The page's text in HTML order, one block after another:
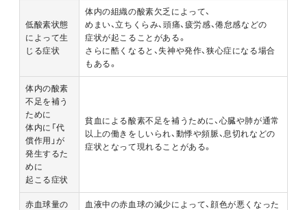
低酸素状態
によって生
じる症状
体内の組織の酸素欠乏によって、
めまい、立ちくらみ、頭痛、疲労感、倦怠感などの
症状が起こることがある。
さらに酷くなると、失神や発作、狭心症になる場合
もある。
体内の酸素
不足を補う
ために
体内に「代
償作用」が
発生するた
めに
起こる症状
貧血による酸素不足を補うために、心臓や肺が通常
以上の働きをしいられ、動悸や頻脈、息切れなどの
症状となって現れることがある。
赤血球量の
血液中の赤血球の減少によって、顔色が悪くなった